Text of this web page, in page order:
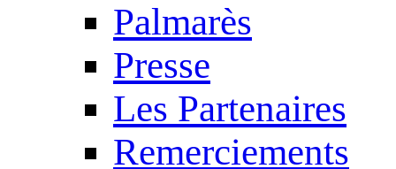
Palmarès
Presse
Les Partenaires
Remerciements